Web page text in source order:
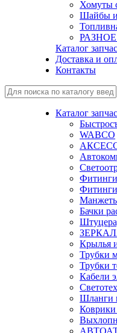
Хомуты
Шайбы и
РАЗНОЕ
Каталог
Доставка и
Контакты
Каталог
WABCO
Бачки
Крылья
Трубки
Трубки
Кабели
Шланги
Коврики